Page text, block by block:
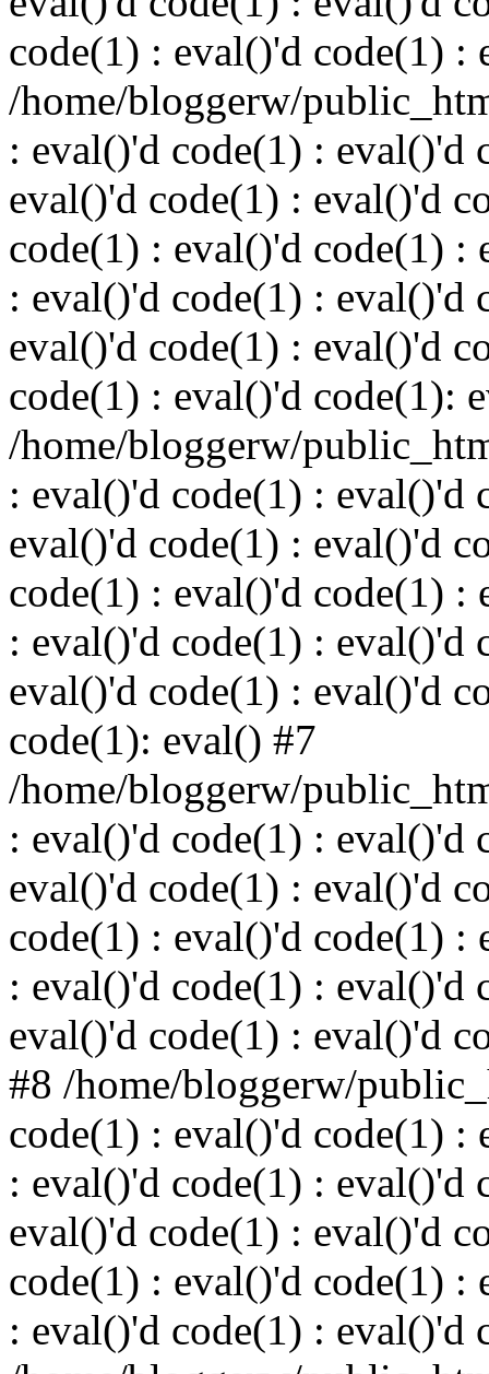
code(1) : eval()'d code(1) :
/home/bloggerw/
: eval()'d code(1) : eval()'d
eval()'d code(1) : eval()'d
code(1) : eval()'d code(1) :
: eval()'d code(1) : eval()'d
eval()'d code(1) : eval()'d
code(1) : eval()'d code(1):
/home/bloggerw/
: eval()'d code(1) : eval()'d
eval()'d code(1) : eval()'d
code(1) : eval()'d code(1) :
: eval()'d code(1) : eval()'d
eval()'d code(1) : eval()'d
code(1): eval() #7
/home/bloggerw/
: eval()'d code(1) : eval()'d
eval()'d code(1) : eval()'d
code(1) : eval()'d code(1) :
: eval()'d code(1) : eval()'d
eval()'d code(1) : eval()'d
#8 /home/bloggerw/
code(1) : eval()'d code(1) :
: eval()'d code(1) : eval()'d
eval()'d code(1) : eval()'d
code(1) : eval()'d code(1) :
: eval()'d code(1) : eval()'d